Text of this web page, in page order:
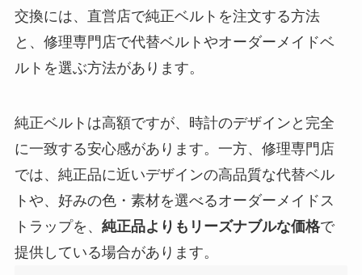
交換には、直営店で純正ベルトを注文する方法
と、修理専門店で代替ベルトやオーダーメイドベ
ルトを選ぶ方法があります。
純正ベルトは高額ですが、時計のデザインと完全
に一致する安心感があります。一方、修理専門店
では、純正品に近いデザインの高品質な代替ベル
トや、好みの色・素材を選べるオーダーメイドス
トラップを、 純正品よりもリーズナブルな価格で
提供している場合があります。